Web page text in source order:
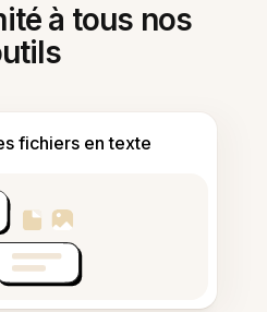
à tous nos
fichiers en texte